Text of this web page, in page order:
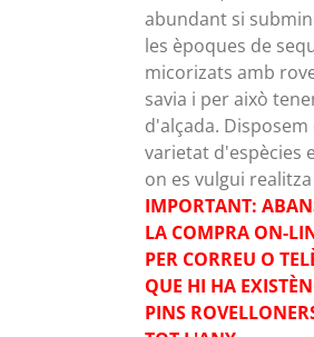
abundant si
les èpoques de
micorizats amb
savia i per això
d'alçada.
varietat d'espècies
on es vulgui
IMPORTANT:
LA COMPRA ON-
PER CORREU O
QUE HI HA
PINS